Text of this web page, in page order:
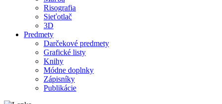
Risografia
Sieťotlač
3D
Predmety
Darčekové predmety
Grafické listy
Knihy
Módne doplnky
Zápisníky
Publikácie